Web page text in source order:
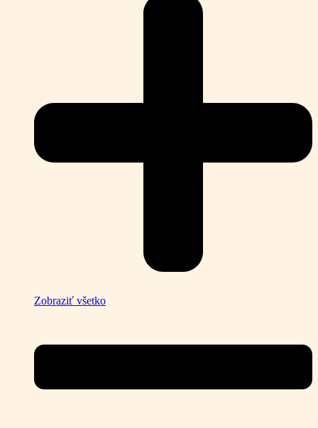
Zobraziť všetko